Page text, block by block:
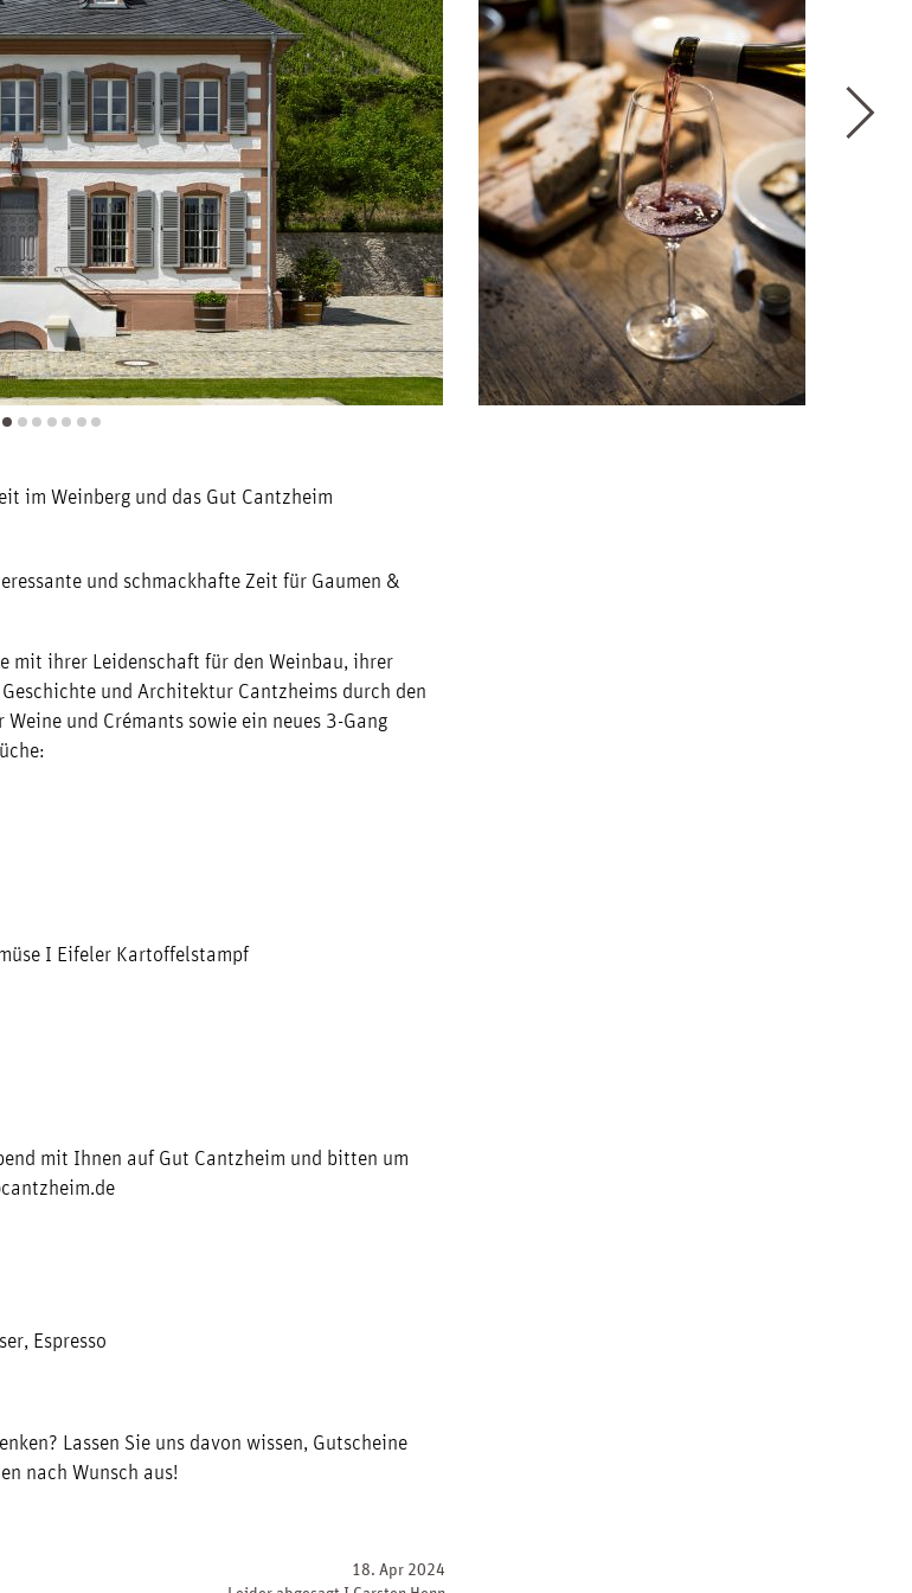
im Weinberg und das Gut Cantzheim
und schmackhafte Zeit für Gaumen &
mit ihrer Leidenschaft für den Weinbau, ihrer
und Architektur Cantzheims durch den
und Crémants sowie ein neues 3-Gang
I Eifeler Kartoffelstampf
mit Ihnen auf Gut Cantzheim und bitten um
Espresso
Lassen Sie uns davon wissen, Gutscheine
nach Wunsch aus!
18. Apr 2024